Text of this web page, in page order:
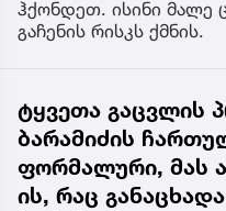
ჰქონდეთ. ისინი მალე
გაჩენის რისკს ქმნის.
ტყვეთა გაცვლის
ბარამიძის
ფორმალური, მას
ის, რაც